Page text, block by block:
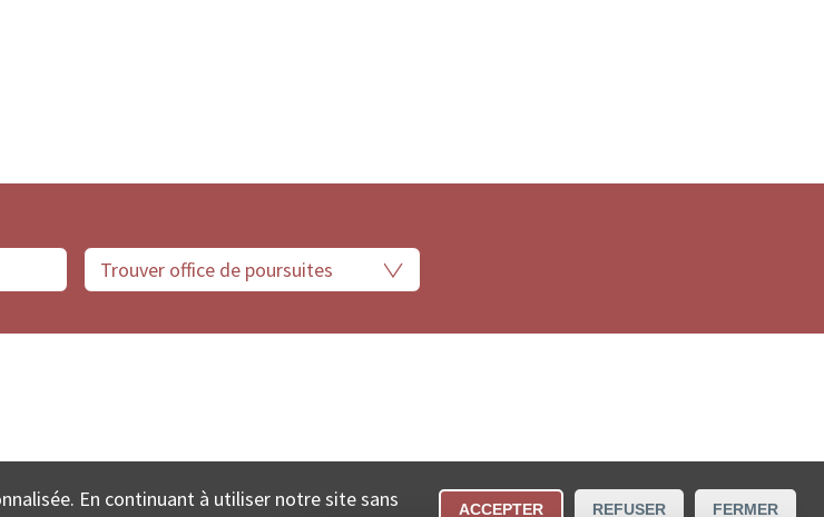
En continuant à utiliser notre site sans
ACCEPTER REFUSER FERMER